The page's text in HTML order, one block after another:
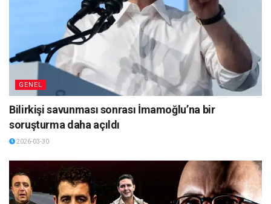
GENEL
Bilirkişi savunması sonrası İmamoğlu’na bir
soruşturma daha açıldı
2026-03-30